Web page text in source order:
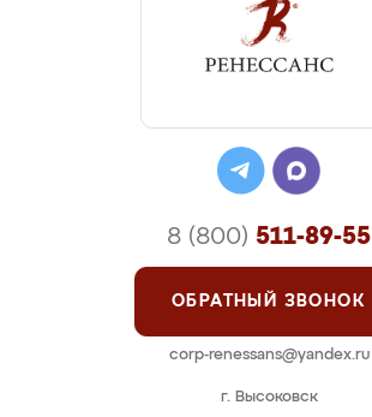
г. Высоковск
8 (800) 511-89-55
ОБРАТНЫЙ ЗВОНОК
corp-renessans@yandex.ru